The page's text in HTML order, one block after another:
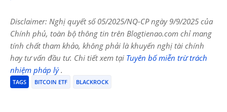
Disclaimer: Nghị quyết số 05/2025/NQ-CP ngày 9/9/2025 của
Chính phủ, toàn bộ thông tin trên Blogtienao.com chỉ mang
tính chất tham khảo, không phải là khuyến nghị tài chính
hay tư vấn đầu tư. Chi tiết xem tại Tuyên bố miễn trừ trách
nhiệm pháp lý.
TAGS BITCOIN ETF BLACKROCK